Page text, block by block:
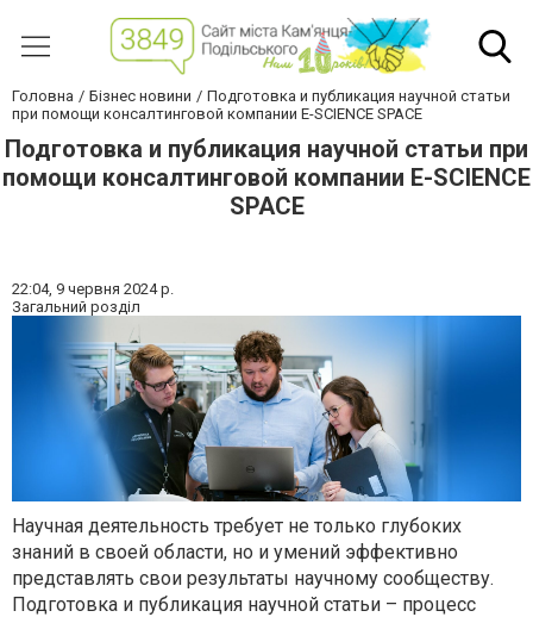
Головна Бізнес новини
Подготовка и публикация научной статьи
при помощи консалтинговой компании E-SCIENCE SPACE
Подготовка и публикация научной статьи при
помощи консалтинговой компании E-SCIENCE
SPACE
22:04, 9 червня 2024 р.
Загальний розділ
Научная деятельность требует не только глубоких
знаний в своей области, но и умений эффективно
представлять свои результаты научному сообществу.
Подготовка и публикация научной статьи – процесс